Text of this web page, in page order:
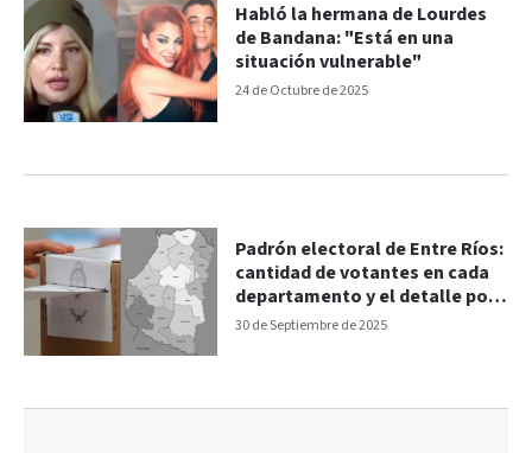
24 de Octubre de 2025
Habló la hermana de Lourdes
de Bandana: "Está en una
situación vulnerable"
30 de Septiembre de 2025
Padrón electoral de Entre Ríos:
cantidad de votantes en cada
departamento y el detalle por
localidad